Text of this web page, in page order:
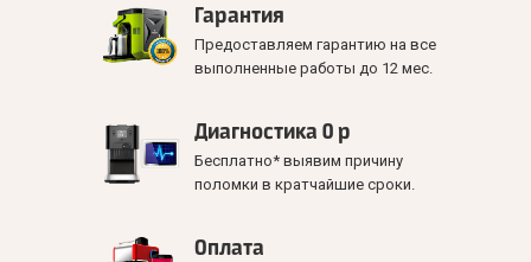
Гарантия
Предоставляем гарантию на все
выполненные работы до 12 мес.
Диагностика 0 р
Бесплатно* выявим причину
поломки в кратчайшие сроки.
Оплата